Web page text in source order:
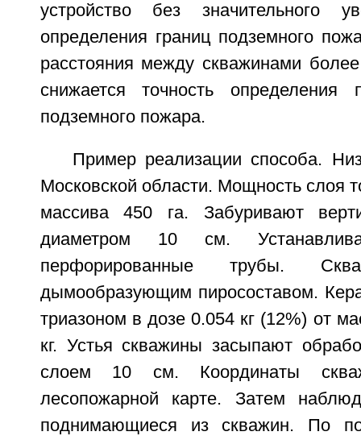
устройство без значительного
определения границ подземного
расстояния между скважинами
снижается точность определения
подземного пожара.
Пример реализации способа.
Московской области. Мощность слоя
массива 450 га. Забуривают
диаметром 10 см.
перфорированные трубы.
дымообразующим пиросоставом.
триазоном в дозе 0.054 кг (12%) от
кг. Устья скважины засыпают
слоем 10 см. Координаты
лесопожарной карте. Затем
поднимающиеся из скважин. По